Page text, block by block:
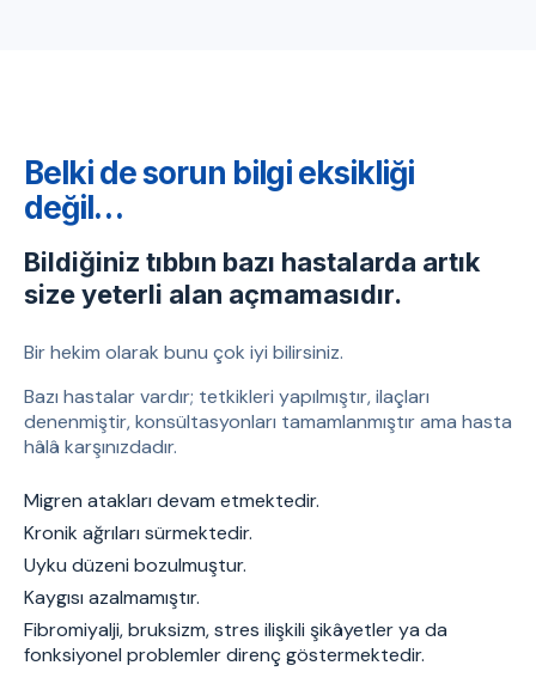
Belki de sorun bilgi eksikliği
değil…
Bildiğiniz tıbbın bazı hastalarda artık
size yeterli alan açmamasıdır.
Bir hekim olarak bunu çok iyi bilirsiniz.
Bazı hastalar vardır; tetkikleri yapılmıştır, ilaçları
denenmiştir, konsültasyonları tamamlanmıştır ama hasta
hâlâ karşınızdadır.
Migren atakları devam etmektedir.
Kronik ağrıları sürmektedir.
Uyku düzeni bozulmuştur.
Kaygısı azalmamıştır.
Fibromiyalji, bruksizm, stres ilişkili şikâyetler ya da
fonksiyonel problemler direnç göstermektedir.